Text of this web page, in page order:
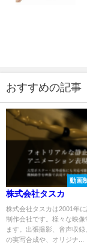
おすすめの記事
動画
株式会社タスカ
株式会社タスカは2001年
制作会社です。様々な映像
ます。出張撮影、音声収
の実写合成や、オリジナ...